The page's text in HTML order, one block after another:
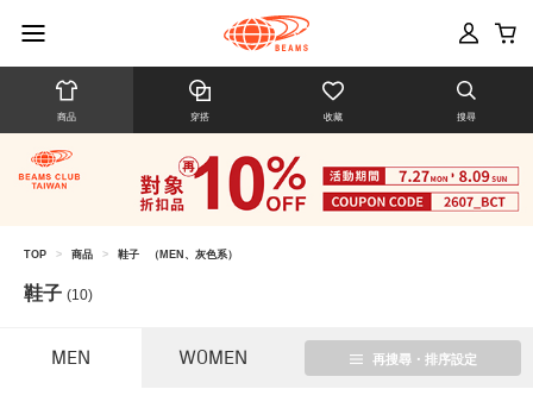
商品 穿搭 收藏 搜尋
TOP > 商品 > 鞋子 （MEN、灰色系）
鞋子 (10)
MEN WOMEN 再搜尋・排序設定